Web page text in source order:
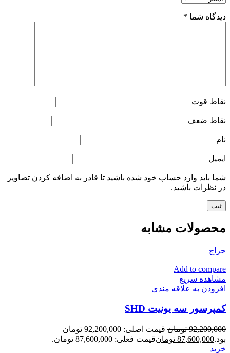
دیدگاه شما *
نقاط قوت
نقاط ضعف
نام
ایمیل
شما باید وارد حساب خود شده باشید تا قادر به اضافه کردن تصاویر
در نظرات باشید.
محصولات مشابه
حراج
Add to compare
مشاهده سریع
افزودن به علاقه مندی
کمپرسور سه یونیت SHD
92,200,000 تومان
قیمت اصلی: 92,200,000 تومان
بود.87,600,000 تومانقیمت فعلی: 87,600,000 تومان.
خرید